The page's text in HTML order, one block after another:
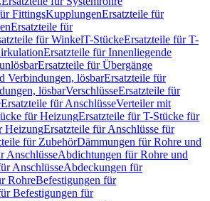
FittingsKupplungenErsatzteile für
Ersatzteile für
für WinkelT-StückeErsatzteile für T-
Ersatzteile für Innenliegende
Ersatzteile für Übergänge
Verbindungen, lösbarErsatzteile für
lösbarVerschlüsseErsatzteile für
Ersatzteile für AnschlüsseVerteiler mit
für HeizungErsatzteile für T-Stücke für
HeizungErsatzteile für Anschlüsse für
für ZubehörDämmungen für Rohre und
AnschlüsseAbdichtungen für Rohre und
AnschlüsseAbdeckungen für
RohreBefestigungen für
Befestigungen für